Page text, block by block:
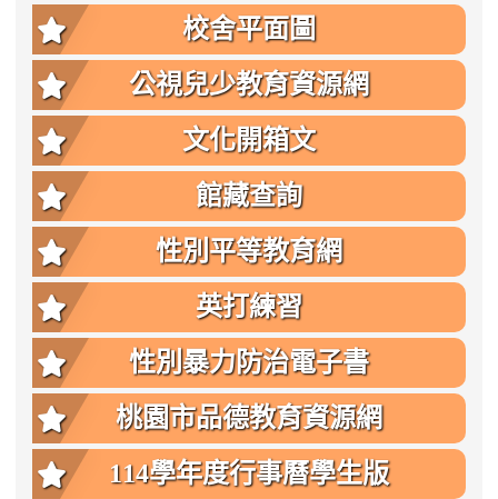
點
校舍平面圖
公視兒少教育資源網
文化開箱文
館藏查詢
性別平等教育網
英打練習
性別暴力防治電子書
桃園市品德教育資源網
114學年度行事曆學生版